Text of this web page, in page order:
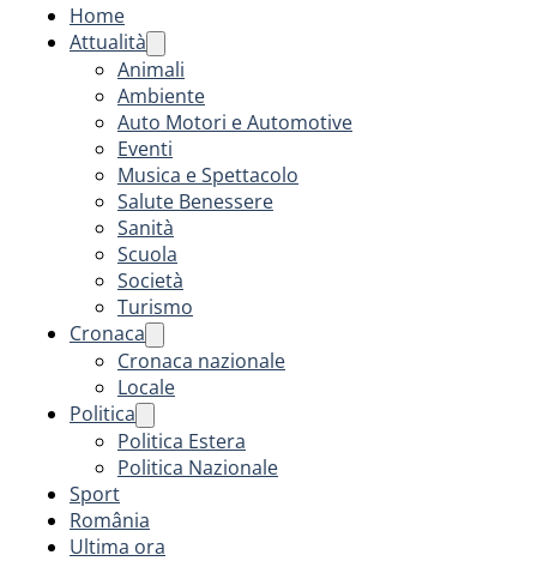
Home
Attualità
Animali
Ambiente
Auto Motori e Automotive
Eventi
Musica e Spettacolo
Salute Benessere
Sanità
Scuola
Società
Turismo
Cronaca
Cronaca nazionale
Locale
Politica
Politica Estera
Politica Nazionale
Sport
România
Ultima ora